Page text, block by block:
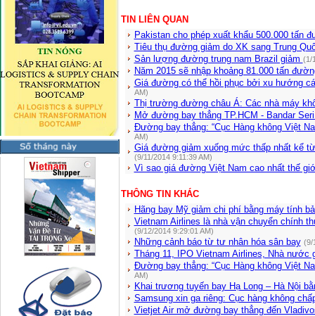
TIN LIÊN QUAN
Pakistan cho phép xuất khẩu 500.000 tấn
Tiêu thụ đường giảm do XK sang Trung
Sản lượng đường trung nam Brazil giảm (1/
Năm 2015 sẽ nhập khoảng 81.000 tấn
Giá đường có thể hồi phục bởi xu hướng
AM)
Thị trường đường châu Á: Các nhà máy
Mở đường bay thẳng TP.HCM - Bandar
Đường bay thẳng: “Cục Hàng không Việt
AM)
Giá đường giảm xuống mức thấp nhất kể
(9/11/2014 9:11:39 AM)
Vì sao giá đường Việt Nam cao nhất thế
THÔNG TIN KHÁC
Hãng bay Mỹ giảm chi phí bằng máy tính
Vietnam Airlines là nhà vận chuyển chính
(9/12/2014 9:29:01 AM)
Những cảnh báo từ tư nhân hóa sân bay (9/
Tháng 11, IPO Vietnam Airlines, Nhà nước
Đường bay thẳng: “Cục Hàng không Việt
AM)
Khai trương tuyến bay Hạ Long – Hà Nội
Samsung xin ga riêng: Cục hàng không
Vietjet Air mở đường bay thẳng đến